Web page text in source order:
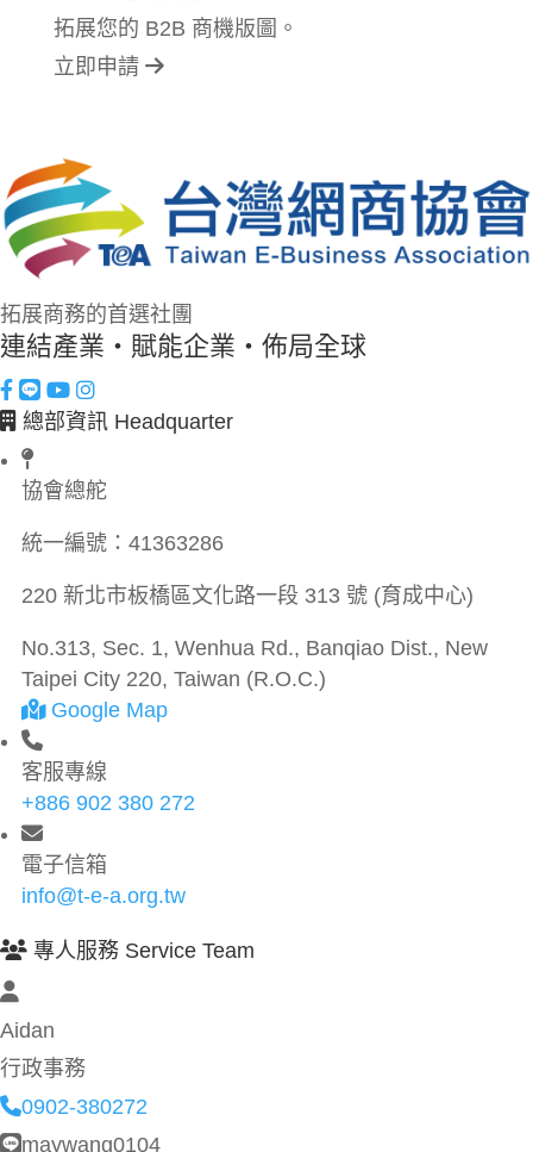
拓展您的 B2B 商機版圖。
立即申請
拓展商務的首選社團
連結產業・賦能企業・佈局全球
總部資訊 Headquarter
協會總舵
統一編號： 41363286
220 新北市板橋區文化路一段 313 號 (育成中心)
No.313, Sec. 1, Wenhua Rd., Banqiao Dist., New
Taipei City 220, Taiwan (R.O.C.)
Google Map
客服專線
+886 902 380 272
電子信箱
info@t-e-a.org.tw
專人服務 Service Team
Aidan
行政事務
0902-380272
maywang0104